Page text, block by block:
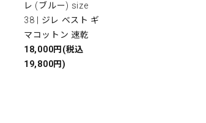
レ (ブルー) size
38 | ジレ ベスト ギ
マコットン 速乾
18,000円(税込
19,800円)